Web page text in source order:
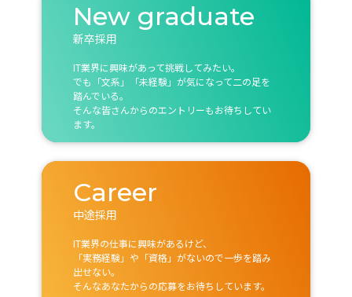
New graduate
新卒採用
IT業界に興味があって挑戦してみたい。
でも「文系」「未経験」が気になって二の足を
踏んでいる。
そんな皆さんからのエントリーもお待ちしてい
ます。
Career
中途採用
IT業界の仕事に興味があるけど、
「実務経験」や「資格」がないので一歩を踏み
出せない。
そんなあなたからの応募をお待ちしています。